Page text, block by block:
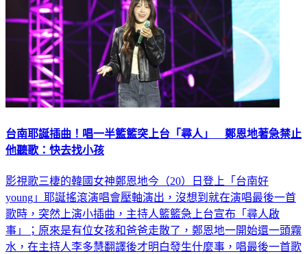
台南耶誕插曲！唱一半籃籃突上台「尋人」 鄭恩地著急禁止
他聽歌：快去找小孩
影視歌三棲的韓國女神鄭恩地今（20）日登上「台南好
young」耶誕搖滾演唱會壓軸演出，沒想到就在演唱最後一首
歌時，突然上演小插曲，主持人籃籃急上台宣布「尋人啟
事」；原來是有位女孩和爸爸走散了，鄭恩地一開始還一頭霧
水，在主持人李多慧翻譯後才明白發生什麼事，唱最後一首歌